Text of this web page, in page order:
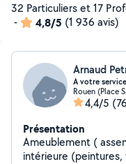
32 Particuliers et 17
-
4,8/5 (1 936 avis)
Arnaud
A votre service
Rouen (Place
4,4/5
Présentation
Ameublement ( assemblage, decoupe,finition) Deco
intérieure (peintures, tapisseries,parquet)